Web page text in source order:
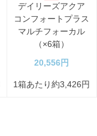
デイリーズアクア
コンフォートプラス
マルチフォーカル
（×6箱）
20,556円
1箱あたり約3,426円